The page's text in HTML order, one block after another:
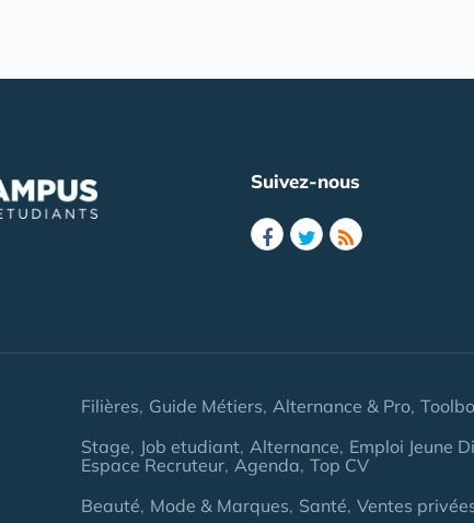
Suivez-nous
Filières Guide Métiers Alternance & Pro
Stage Job etudiant Alternance Emploi Jeune
Espace Recruteur Agenda Top CV
Beauté Mode & Marques Santé Ventes